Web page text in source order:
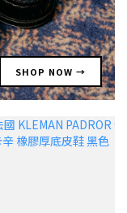
SHOP NOW →